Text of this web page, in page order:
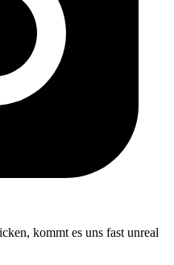
kommt es uns fast unreal